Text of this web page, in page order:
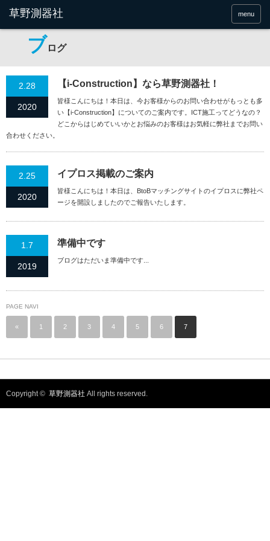
menu
ブログ
2.28
2020
【i-Construction】なら草野測器社！
皆様こんにちは！本日は、今お客様からのお問い合わせがもっとも多
い【i-Construction】についてのご案内です。ICT施工ってどうなの？
どこからはじめていいかとお悩みのお客様はお気軽に弊社までお問い
合わせください。
2.25
2020
イプロス掲載のご案内
皆様こんにちは！本日は、BtoBマッチングサイトのイプロスに弊社ペ
ージを開設しましたのでご報告いたします。
1.7
2019
準備中です
ブログはただいま準備中です...
PAGE NAVI
« 1 2 3 4 5 6 7
Copyright © 草野測器社 All rights reserved.